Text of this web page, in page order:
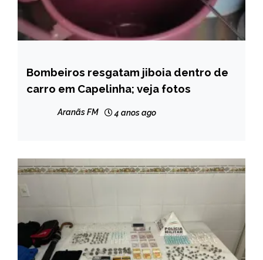
CAPELINHA
NOTÍCIAS
Bombeiros resgatam jiboia dentro de
carro em Capelinha; veja fotos
Aranãs FM 4 anos ago